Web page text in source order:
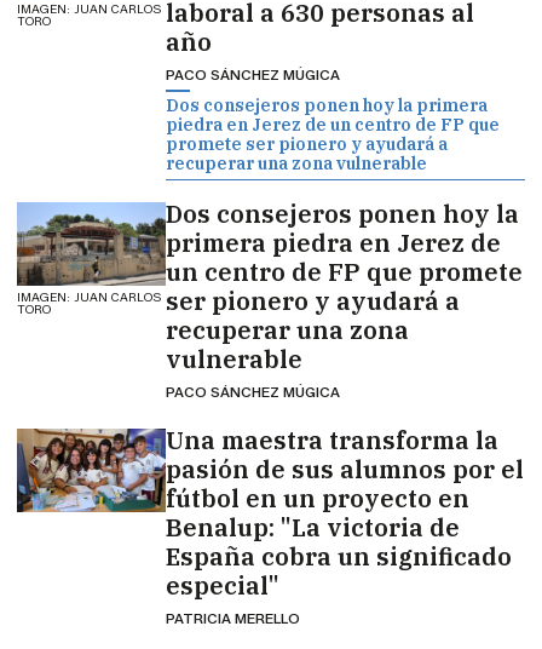
IMAGEN: JUAN CARLOS
TORO
laboral a 630 personas al
año
PACO SÁNCHEZ MÚGICA
Dos consejeros ponen hoy la primera
piedra en Jerez de un centro de FP que
promete ser pionero y ayudará a
recuperar una zona vulnerable
IMAGEN: JUAN CARLOS
TORO
Dos consejeros ponen hoy la
primera piedra en Jerez de
un centro de FP que promete
ser pionero y ayudará a
recuperar una zona
vulnerable
PACO SÁNCHEZ MÚGICA
Una maestra transforma la
pasión de sus alumnos por el
fútbol en un proyecto en
Benalup: "La victoria de
España cobra un significado
especial"
PATRICIA MERELLO